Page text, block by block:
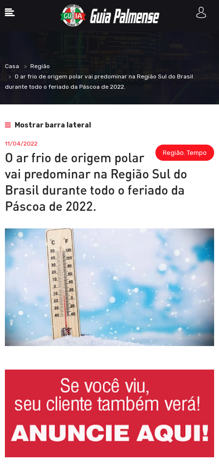
Casa
Região
O ar frio de origem polar vai predominar na Região Sul do Brasil
durante todo o feriado da Páscoa de 2022.
Mostrar barra lateral
Região, Tempo
11/04/2022
O ar frio de origem polar
vai predominar na Região Sul do
Brasil durante todo o feriado da
Páscoa de 2022.